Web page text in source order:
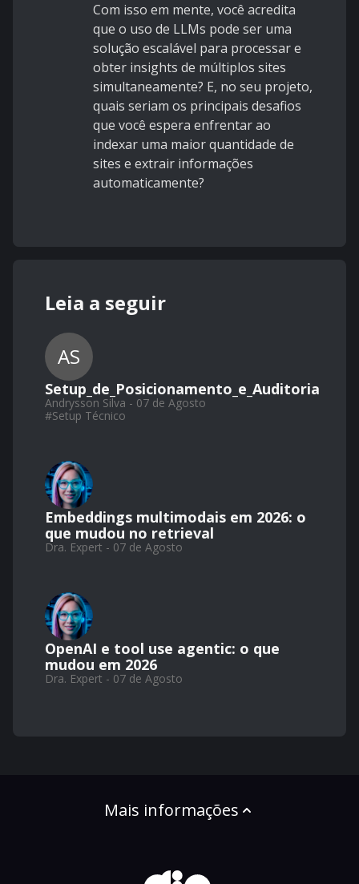
Com isso em mente, você acredita
que o uso de LLMs pode ser uma
solução escalável para processar e
obter insights de múltiplos sites
simultaneamente? E, no seu projeto,
quais seriam os principais desafios
que você espera enfrentar ao
indexar uma maior quantidade de
sites e extrair informações
automaticamente?
Leia a seguir
AS
Setup_de_Posicionamento_e_Auditoria
Andrysson Silva - 07 de Agosto
#Setup Técnico
Embeddings multimodais em 2026: o
que mudou no retrieval
Dra. Expert - 07 de Agosto
OpenAI e tool use agentic: o que
mudou em 2026
Dra. Expert - 07 de Agosto
Mais informações